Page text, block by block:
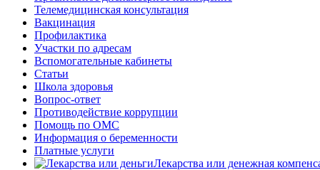
Телемедицинская консультация
Вакцинация
Профилактика
Участки по адресам
Вспомогательные кабинеты
Статьи
Школа здоровья
Вопрос-ответ
Противодействие коррупции
Помощь по ОМС
Информация о беременности
Платные услуги
Лекарства или денежная